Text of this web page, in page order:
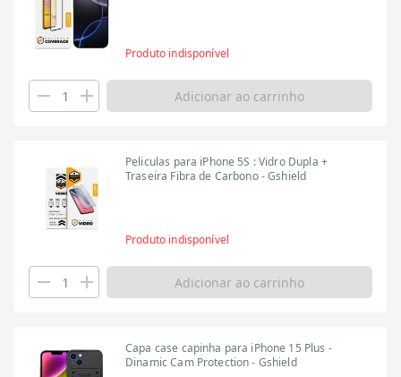
Produto indisponível
Adicionar ao carrinho
Peliculas para iPhone 5S : Vidro Dupla +
Traseira Fibra de Carbono - Gshield
Produto indisponível
Adicionar ao carrinho
Capa case capinha para iPhone 15 Plus -
Dinamic Cam Protection - Gshield